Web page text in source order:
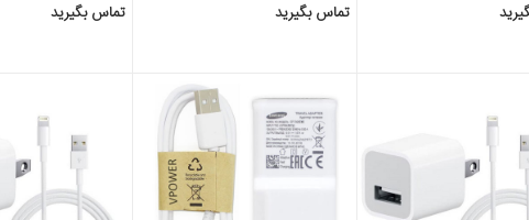
تماس بگیرید
تماس بگیرید